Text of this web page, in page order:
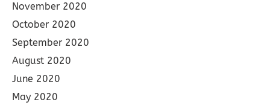
November 2020
October 2020
September 2020
August 2020
June 2020
May 2020